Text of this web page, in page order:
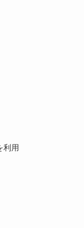
利用